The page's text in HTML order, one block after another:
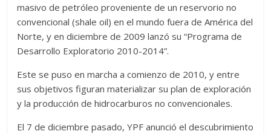
masivo de petróleo proveniente de un reservorio no
convencional (shale oil) en el mundo fuera de América del
Norte, y en diciembre de 2009 lanzó su “Programa de
Desarrollo Exploratorio 2010-2014”.
Este se puso en marcha a comienzo de 2010, y entre
sus objetivos figuran materializar su plan de exploración
y la producción de hidrocarburos no convencionales.
El 7 de diciembre pasado, YPF anunció el descubrimiento